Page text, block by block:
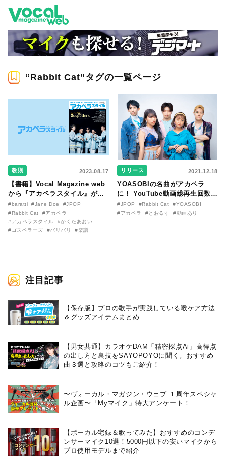
“Rabbit Cat”タグの一覧ページ
教則 2023.08.17
【書籍】Vocal Magazine web
から『アカペラスタイル』が発
売！ 表紙巻頭にゴスペラーズが
登場！ J-POPヒットなどのアレ
ンジスコアも掲載！
#baratti #Jane Doe
#JPOP
#Rabbit Cat
#アカペラ
#アカペラスタイル
#かくたあおい
#ゴスペラーズ
#バリバリ #楽譜
リリース 2021.12.18
YOASOBIの名曲がアカペラ
に！ YouTube動画総再生回数
5,000万超えで話題のRabbit
Catによるカバーがついに配信リ
#JPOP #Rabbit Cat
#YOASOBI
#アカペラ
#とおるす #動画あり
注目記事
【保存版】プロの歌手が実践している喉ケア⽅法
＆グッズアイテムまとめ
【男女共通】カラオケDAM「精密採点Ai」高得点
の出し方と裏技をSAYOPOYOに聞く。おすすめ
曲３選と攻略のコツもご紹介！
〜ヴォーカル・マガジン・ウェブ １周年スペシャ
ル企画〜「Myマイク」特大アンケート！
【ボーカル宅録＆歌ってみた】おすすめのコンデ
ンサーマイク10選！5000円以下の安いマイクから
プロ使用モデルまで紹介